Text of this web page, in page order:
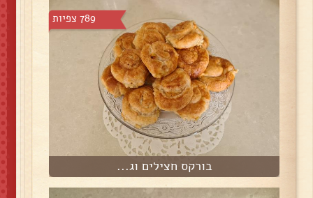
789 צפיות
בורקס חצילים וג...